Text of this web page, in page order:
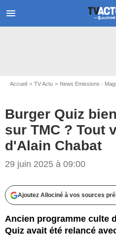
menu
Accueil TV Actu News Emissions -
Burger Quiz
sur TMC ? Tout
d'Alain Chabat
29 juin 2025 à 09:00
Ajoutez Allociné à vos sources
Ancien programme culte
Quiz avait été relancé